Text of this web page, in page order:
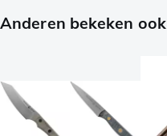
Anderen bekeken ook